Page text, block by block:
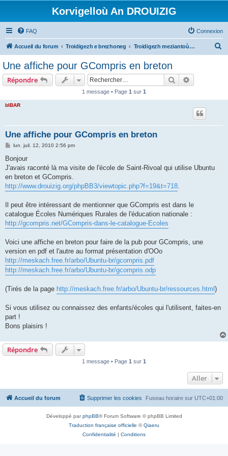
Korvigelloù An DROUIZIG
FAQ Connexion
Accueil du forum Troidigezh e brezhoneg Troidigezh meziantoù all (frank a wirioù evit an darn vrasañ anezho)
Une affiche pour GCompris en breton
Répondre Rechercher
1 message • Page 1 sur 1
bIBAR
Une affiche pour GCompris en breton
M
s
a
g
lun. juil. 12, 2010 2:56 pm
Bonjour
J'avais raconté là ma visite de l'école de Saint-Rivoal qui utilise Ubuntu
en breton et GCompris.
http://www.drouizig.org/phpBB3/viewtopic.php?f=19&t=718.
Il peut être intéressant de mentionner que GCompris est dans le
catalogue Écoles Numériques Rurales de l'éducation nationale :
http://gcompris.net/GCompris-dans-le-catalogue-Ecoles
Voici une affiche en breton pour faire de la pub pour GCompris, une
version en pdf et l'autre au format présentation d'OOo
http://meskach.free.fr/arbo/Ubuntu-br/gcompris.pdf
http://meskach.free.fr/arbo/Ubuntu-br/gcompris.odp
(Tirés de la page http://meskach.free.fr/arbo/Ubuntu-br/ressources.html )
Si vous utilisez ou connaissez des enfants/écoles qui l'utilisent, faites-en
part !
Bons plaisirs !
Répondre
1 message • Page 1 sur 1
Aller
Accueil du forum Fuseau horaire sur UTC+01:00
Supprimer les cookies
Développé parphpBB® Forum Software © phpBB Limited
Traduction française officielle ©Qiaeru
Confidentialité | Conditions